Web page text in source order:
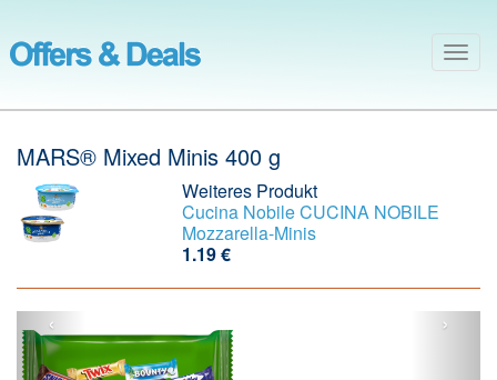
MARS® Mixed Minis 400 g
Weiteres Produkt
Cucina NobileCUCINA NOBILE
Mozzarella-Minis
1.19 €
‹ ›